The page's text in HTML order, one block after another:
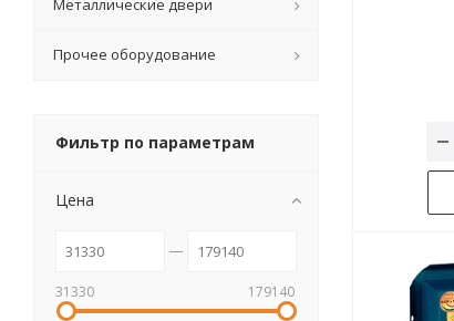
Металлические двери
Прочее оборудование
Фильтр по параметрам
Цена
31330 179140